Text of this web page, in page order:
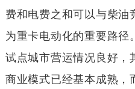
费和电费之和可以与柴油
为重卡电动化的重要路径
试点城市营运情况良好，
商业模式已经基本成熟，